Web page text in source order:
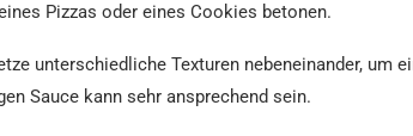
Pizzas oder eines Cookies betonen.
unterschiedliche Texturen nebeneinander, um
Sauce kann sehr ansprechend sein.